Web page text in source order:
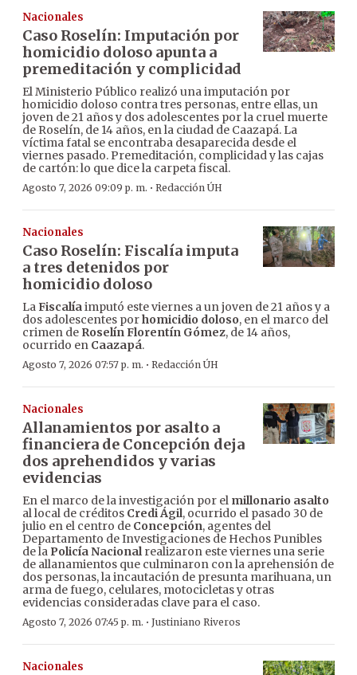
Nacionales
Caso Roselín: Imputación por
homicidio doloso apunta a
premeditación y complicidad
El Ministerio Público realizó una imputación por
homicidio doloso contra tres personas, entre ellas, un
joven de 21 años y dos adolescentes por la cruel muerte
de Roselín, de 14 años, en la ciudad de Caazapá. La
víctima fatal se encontraba desaparecida desde el
viernes pasado. Premeditación, complicidad y las cajas
de cartón: lo que dice la carpeta fiscal.
Agosto 7, 2026 09:09 p. m. · Redacción ÚH
Nacionales
Caso Roselín: Fiscalía imputa
a tres detenidos por
homicidio doloso
LaFiscalíaimputó este viernes a un joven de 21 años y a
dos adolescentes porhomicidio doloso, en el marco del
crimen de Roselín Florentín Gómez, de 14 años,
ocurrido en Caazapá.
Agosto 7, 2026 07:57 p. m. · Redacción ÚH
Nacionales
Allanamientos por asalto a
financiera de Concepción deja
dos aprehendidos y varias
evidencias
En el marco de la investigación por el millonario asalto
al local de créditos Credi Ágil, ocurrido el pasado 30 de
julio en el centro de Concepción, agentes del
Departamento de Investigaciones de Hechos Punibles
de la Policía Nacionalrealizaron este viernes una serie
de allanamientos que culminaron con la aprehensión de
dos personas, la incautación de presunta marihuana, un
arma de fuego, celulares, motocicletas y otras
evidencias consideradas clave para el caso.
Agosto 7, 2026 07:45 p. m. · Justiniano Riveros
Nacionales